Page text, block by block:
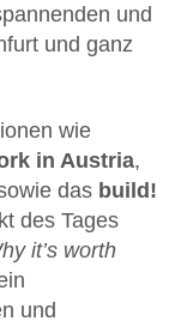
und
und ganz
wie
in Austria,
das build!
des Tages
it’s worth
und